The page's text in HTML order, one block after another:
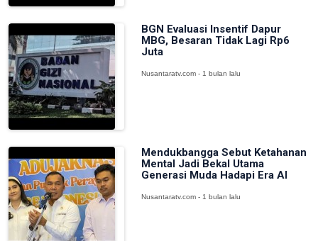
BGN Evaluasi Insentif Dapur
MBG, Besaran Tidak Lagi Rp6
Juta
Nusantaratv.com - 1 bulan lalu
Mendukbangga Sebut Ketahanan
Mental Jadi Bekal Utama
Generasi Muda Hadapi Era AI
Nusantaratv.com - 1 bulan lalu